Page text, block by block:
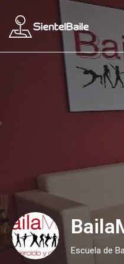
Escuela de